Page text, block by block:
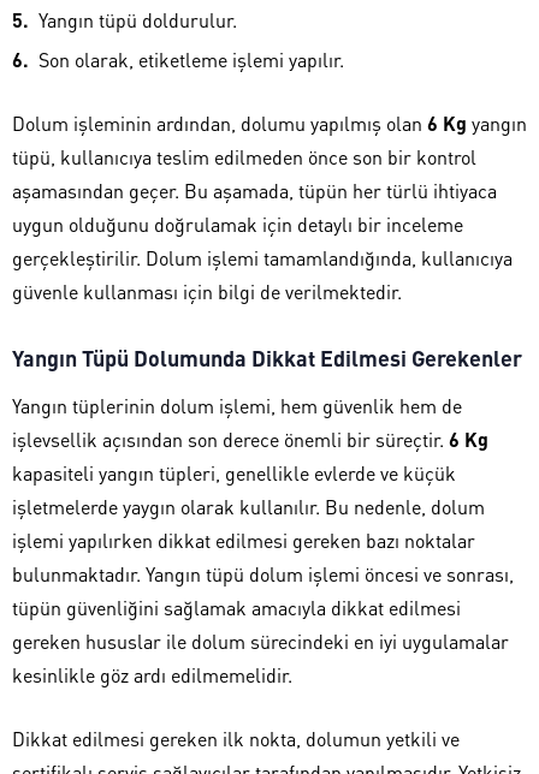
Yangın tüpü doldurulur.
Son olarak, etiketleme işlemi yapılır.
Dolum işleminin ardından, dolumu yapılmış olan 6 Kg yangın
tüpü, kullanıcıya teslim edilmeden önce son bir kontrol
aşamasından geçer. Bu aşamada, tüpün her türlü ihtiyaca
uygun olduğunu doğrulamak için detaylı bir inceleme
gerçekleştirilir. Dolum işlemi tamamlandığında, kullanıcıya
güvenle kullanması için bilgi de verilmektedir.
Yangın Tüpü Dolumunda Dikkat Edilmesi Gerekenler
Yangın tüplerinin dolum işlemi, hem güvenlik hem de
işlevsellik açısından son derece önemli bir süreçtir. 6 Kg
kapasiteli yangın tüpleri, genellikle evlerde ve küçük
işletmelerde yaygın olarak kullanılır. Bu nedenle, dolum
işlemi yapılırken dikkat edilmesi gereken bazı noktalar
bulunmaktadır. Yangın tüpü dolum işlemi öncesi ve sonrası,
tüpün güvenliğini sağlamak amacıyla dikkat edilmesi
gereken hususlar ile dolum sürecindeki en iyi uygulamalar
kesinlikle göz ardı edilmemelidir.
Dikkat edilmesi gereken ilk nokta, dolumun yetkili ve